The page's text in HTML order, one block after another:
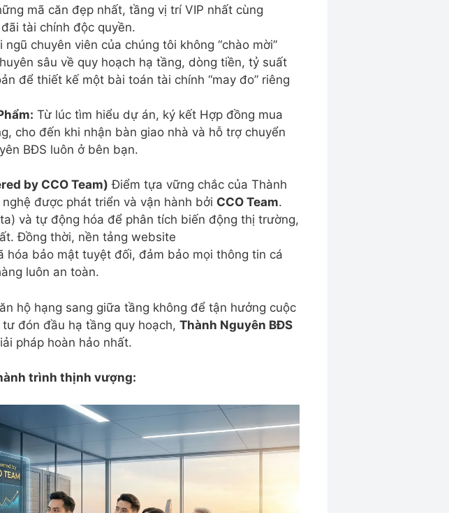
mã căn đẹp nhất, tầng vị trí VIP nhất cùng
tài chính độc quyền.
ngũ chuyên viên của chúng tôi không “chào mời”
sâu về quy hoạch hạ tầng, dòng tiền, tỷ suất
để thiết kế một bài toán tài chính “may đo” riêng
Từ lúc tìm hiểu dự án, ký kết Hợp đồng mua
cho đến khi nhận bàn giao nhà và hỗ trợ chuyển
BĐS luôn ở bên bạn.
by CCO Team) Điểm tựa vững chắc của Thành
được phát triển và vận hành bởi CCO Team.
và tự động hóa để phân tích biến động thị trường,
Đồng thời, nền tảng website
hóa bảo mật tuyệt đối, đảm bảo mọi thông tin cá
luôn an toàn.
hộ hạng sang giữa tầng không để tận hưởng cuộc
đón đầu hạ tầng quy hoạch, Thành Nguyên BĐS
pháp hoàn hảo nhất.
trình thịnh vượng: